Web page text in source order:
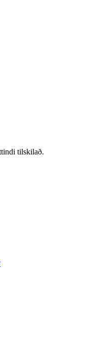
tilskilað.